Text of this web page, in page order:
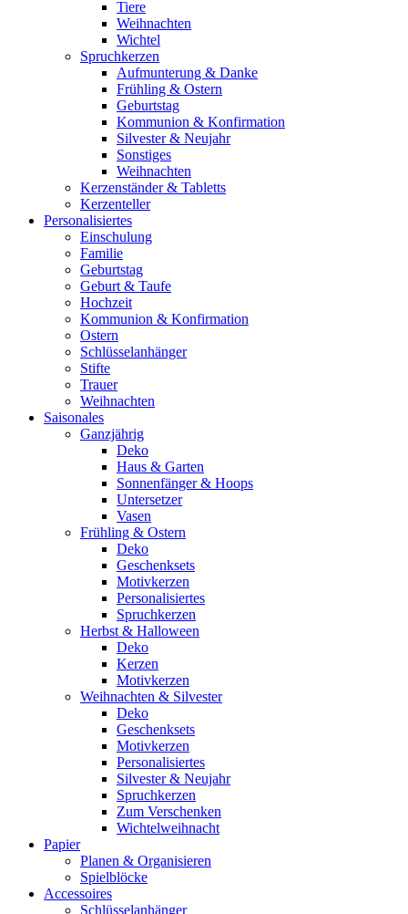
Tiere
Weihnachten
Wichtel
Spruchkerzen
Aufmunterung & Danke
Frühling & Ostern
Geburtstag
Kommunion & Konfirmation
Silvester & Neujahr
Sonstiges
Weihnachten
Kerzenständer & Tabletts
Kerzenteller
Personalisiertes
Einschulung
Familie
Geburtstag
Geburt & Taufe
Hochzeit
Kommunion & Konfirmation
Ostern
Schlüsselanhänger
Stifte
Trauer
Weihnachten
Saisonales
Ganzjährig
Deko
Haus & Garten
Sonnenfänger & Hoops
Untersetzer
Vasen
Frühling & Ostern
Deko
Geschenksets
Motivkerzen
Personalisiertes
Spruchkerzen
Herbst & Halloween
Deko
Kerzen
Motivkerzen
Weihnachten & Silvester
Deko
Geschenksets
Motivkerzen
Personalisiertes
Silvester & Neujahr
Spruchkerzen
Zum Verschenken
Wichtelweihnacht
Papier
Planen & Organisieren
Spielblöcke
Accessoires
Schlüsselanhänger